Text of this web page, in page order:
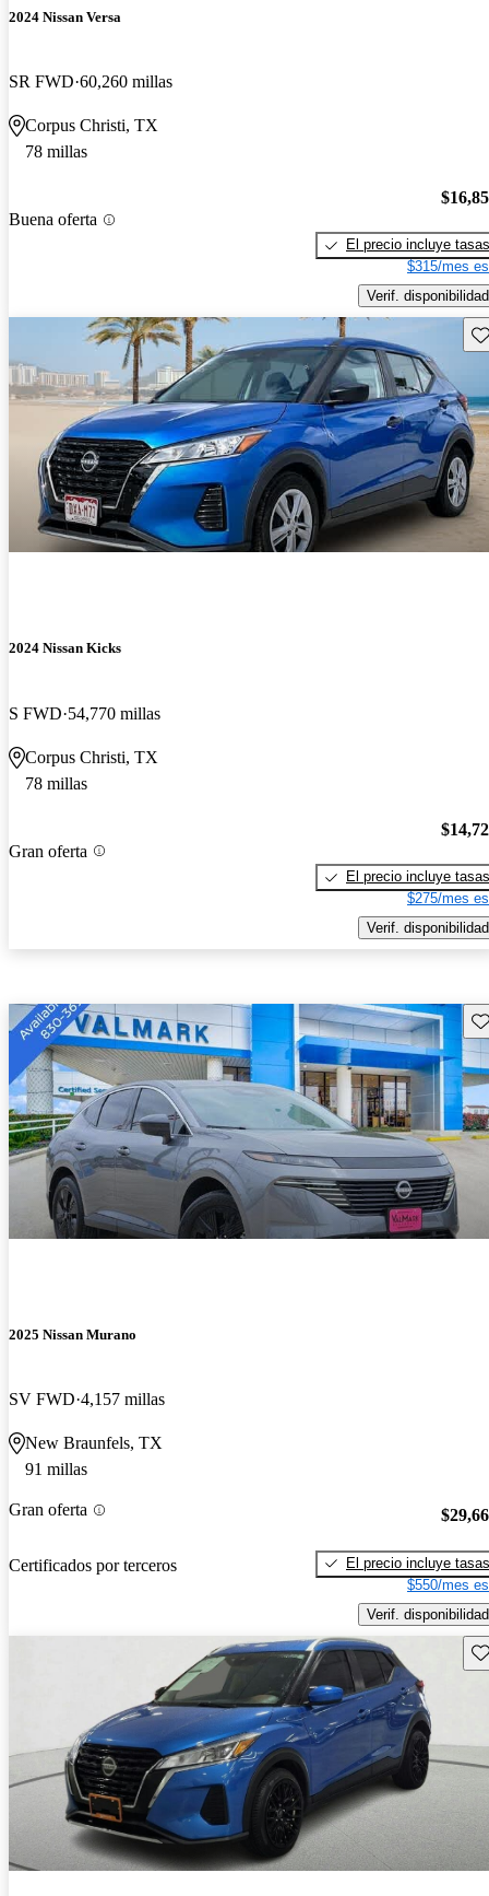
2024 Nissan Versa
SR FWD 60,260 millas
Corpus Christi, TX
78 millas
Buena oferta
El precio incluye tasas
$315/mes
Verif. disponibilidad
2024 Nissan Kicks
S FWD 54,770 millas
Corpus Christi, TX
78 millas
Gran oferta
El precio incluye tasas
$275/mes
Verif. disponibilidad
2025 Nissan Murano
SV FWD 4,157 millas
New Braunfels, TX
91 millas
Gran oferta
Certificados por terceros
El precio incluye tasas
$550/mes
Verif. disponibilidad